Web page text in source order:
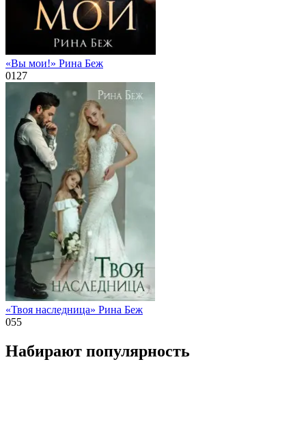
«Вы мои!» Рина Беж
0127
«Твоя наследница» Рина Беж
055
Набирают популярность